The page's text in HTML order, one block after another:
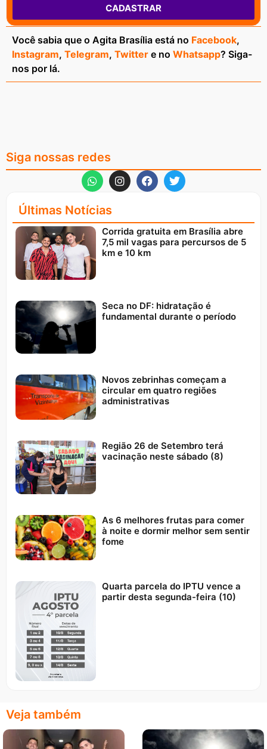
CADASTRAR
Você sabia que o Agita Brasília está no Facebook,
Instagram, Telegram, Twitter e no Whatsapp? Siga-
nos por lá.
Siga nossas redes
Últimas Notícias
Corrida gratuita em Brasília abre
7,5 mil vagas para percursos de 5
km e 10 km
Seca no DF: hidratação é
fundamental durante o período
Novos zebrinhas começam a
circular em quatro regiões
administrativas
Região 26 de Setembro terá
vacinação neste sábado (8)
As 6 melhores frutas para comer
à noite e dormir melhor sem sentir
fome
Quarta parcela do IPTU vence a
partir desta segunda-feira (10)
Veja também